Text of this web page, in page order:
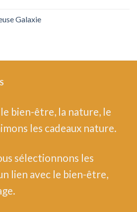
Galaxie
bien-être, la nature, le
les cadeaux nature.
sélectionnons les
lien avec le bien-être,